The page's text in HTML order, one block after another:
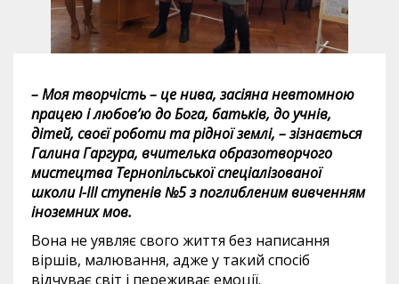
– Моя творчість – це нива, засіяна невтомною
працею і любов’ю до Бога, батьків, до учнів,
дітей, своєї роботи та рідної землі, – зізнається
Галина Гаргура, вчителька образотворчого
мистецтва Тернопільської спеціалізованої
школи І-ІІІ ступенів №5 з поглибленим вивченням
іноземних мов.
Вона не уявляє свого життя без написання
віршів, малювання, адже у такий спосіб
відчуває світ і переживає емоції.